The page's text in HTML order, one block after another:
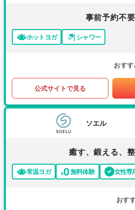
事前予約不要
ホットヨガ シャワー
おす
公式サイトで見る
ソエル
癒す、鍛える、
常温ヨガ 無料体験 女性専
おす